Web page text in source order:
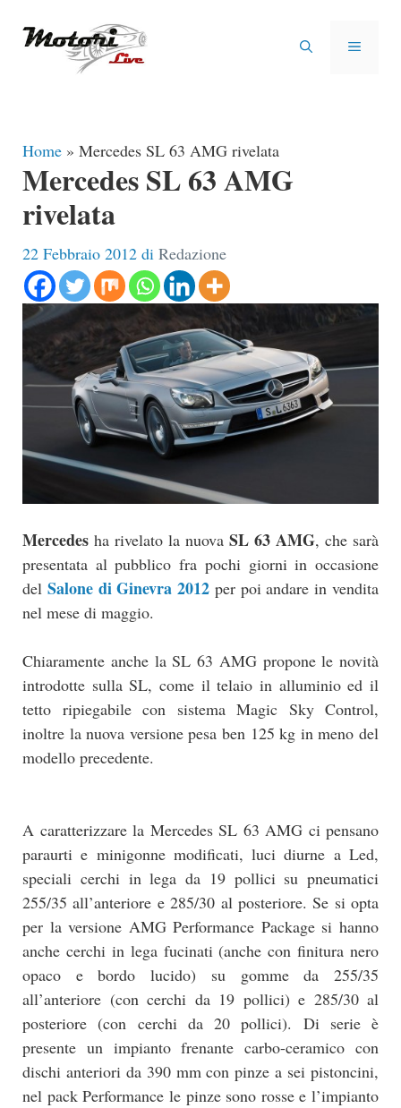
MENU
Home » Mercedes SL 63 AMG rivelata
Mercedes SL 63 AMG
rivelata
22 Febbraio 2012 di Redazione
Mercedes ha rivelato la nuova SL 63 AMG, che sarà
presentata al pubblico fra pochi giorni in occasione
del Salone di Ginevra 2012 per poi andare in vendita
nel mese di maggio.
Chiaramente anche la SL 63 AMG propone le novità
introdotte sulla SL, come il telaio in alluminio ed il
tetto ripiegabile con sistema Magic Sky Control,
inoltre la nuova versione pesa ben 125 kg in meno del
modello precedente.
A caratterizzare la Mercedes SL 63 AMG ci pensano
paraurti e minigonne modificati, luci diurne a Led,
speciali cerchi in lega da 19 pollici su pneumatici
255/35 all’anteriore e 285/30 al posteriore. Se si opta
per la versione AMG Performance Package si hanno
anche cerchi in lega fucinati (anche con finitura nero
opaco e bordo lucido) su gomme da 255/35
all’anteriore (con cerchi da 19 pollici) e 285/30 al
posteriore (con cerchi da 20 pollici). Di serie è
presente un impianto frenante carbo-ceramico con
dischi anteriori da 390 mm con pinze a sei pistoncini,
nel pack Performance le pinze sono rosse e l’impianto